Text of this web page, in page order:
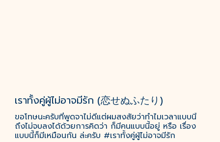
เราทั้งคู่ผู้ไม่อาจมีรัก (恋せぬふたり)
ขอโทษนะครับที่พูดจาไม่ดีแต่ผมสงสัยว่าทำไมเวลาแบบนี้
ถึงไม่จบลงได้ด้วยการคิดว่า ก็มีคนแบบนี้อยู่ หรือ เรื่อง
แบบนี้ก็มีเหมือนกัน ล่ะครับ #เราทั้งคู่ผู้ไม่อาจมีรัก